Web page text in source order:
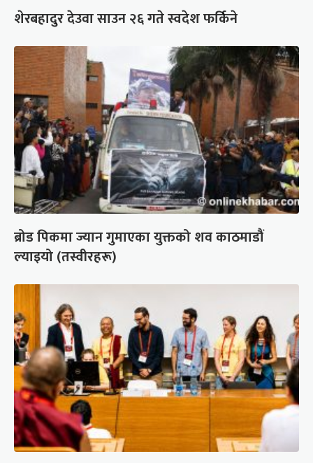
शेरबहादुर देउवा साउन २६ गते स्वदेश फर्किने
ब्रोड पिकमा ज्यान गुमाएका युक्तको शव काठमाडौं
ल्याइयो (तस्वीरहरू)